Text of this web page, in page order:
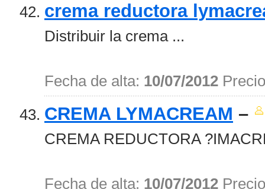
crema reductora
Distribuir la crema ...
Fecha de alta: 10/07/2012
CREMA LYMACREAM –
CREMA REDUCTORA
Fecha de alta: 10/07/2012